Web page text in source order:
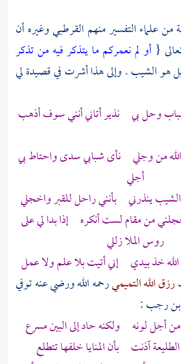
من علماء التفسير منهم القرطبيوغيره أن
{أو لم نعمركم ما يتذكر فيه من تذكر
هو الشيب . وإلى هذا أشرت في قصيدة لي
وحل بي نذير أتاني أنني سوف أذهب
من وجلي نأى شبابي سدى واحتاط بي
أجلي
ينذرني بأنني راحل للقبر واخجلي
من مقام لست أنكره إذا بدا لي على
روس الملا زللي
خذ بيدي إني أتيت بلا علم ولا عمل
رزق الله التميميرحمه الله ورضي عنه توفي
رجب:
أجل لونه ولكنه حاد إلى البين مسرع
آذنت بأن المنايا خلفها تتطلع